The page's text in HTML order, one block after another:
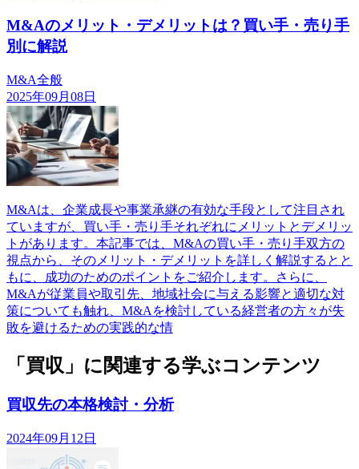
M&Aのメリット・デメリットは？買い手・売り手
別に解説
M&A全般
2025年09月08日
M&Aは、企業成長や事業承継の有効な手段として注目され
ていますが、買い手・売り手それぞれにメリットとデメリッ
トがあります。本記事では、M&Aの買い手・売り手双方の
視点から、そのメリット・デメリットを詳しく解説するとと
もに、成功のためのポイントをご紹介します。さらに、
M&Aが従業員や取引先、地域社会に与える影響と適切な対
策についても触れ、M&Aを検討している経営者の方々が失
敗を避けるための実践的な情
「買収」に関連する学ぶコンテンツ
買収先の本格検討・分析
2024年09月12日